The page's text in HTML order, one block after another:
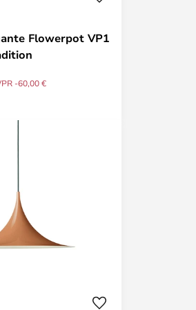
Flowerpot VP1
-60,00 €